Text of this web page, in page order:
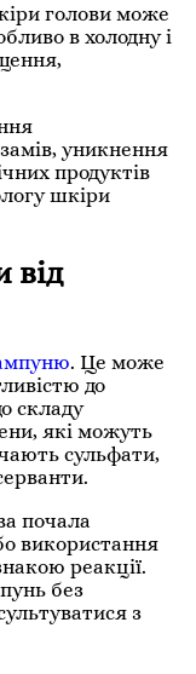
голови може
в холодну і
уникнення
продуктів
шкіри
від
. Це може
до
складу
які можуть
сульфати,
почала
використання
реакції.
без
з